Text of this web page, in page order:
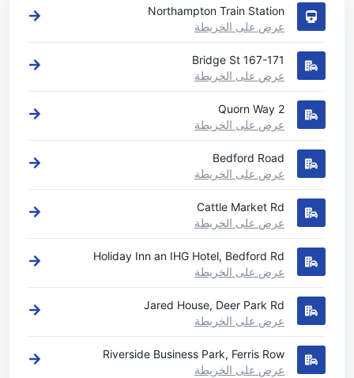
Northampton Train Station
عرض على الخريطة
167-171 Bridge St
عرض على الخريطة
2 Quorn Way
عرض على الخريطة
Bedford Road
عرض على الخريطة
Cattle Market Rd
عرض على الخريطة
Holiday Inn an IHG Hotel, Bedford Rd
عرض على الخريطة
Jared House, Deer Park Rd
عرض على الخريطة
Riverside Business Park, Ferris Row
عرض على الخريطة